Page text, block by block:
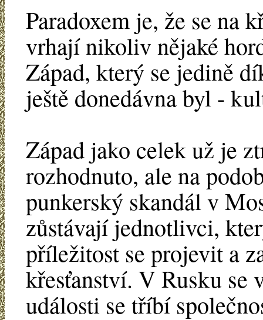
Paradoxem je, že se na
vrhají nikoliv nějaké
Západ, který se jedině
ještě donedávna byl -
Západ jako celek už je
rozhodnuto, ale na
punkerský skandál v
zůstávají jednotlivci,
příležitost se projevit a
křesťanství. V Rusku se
události se tříbí